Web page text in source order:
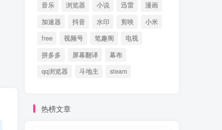
音乐 浏览器 小说 迅雷
漫画
加速器
抖音 水印 剪映
小米
free
视频号 笔趣阁
电视
拼多多
屏幕翻译
幕布
qq浏览器
斗地主 steam
热榜文章